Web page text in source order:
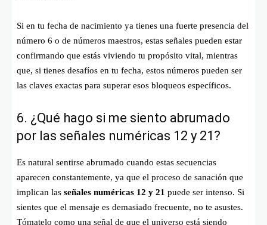
Si en tu fecha de nacimiento ya tienes una fuerte presencia del
número 6 o de números maestros, estas señales pueden estar
confirmando que estás viviendo tu propósito vital, mientras
que, si tienes desafíos en tu fecha, estos números pueden ser
las claves exactas para superar esos bloqueos específicos.
6. ¿Qué hago si me siento abrumado
por las señales numéricas 12 y 21?
Es natural sentirse abrumado cuando estas secuencias
aparecen constantemente, ya que el proceso de sanación que
implican las señales numéricas 12 y 21 puede ser intenso. Si
sientes que el mensaje es demasiado frecuente, no te asustes.
Tómatelo como una señal de que el universo está siendo